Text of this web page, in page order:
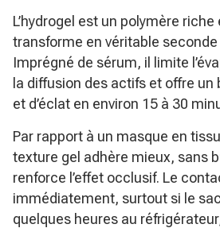
L’hydrogel est un polymère riche
transforme en véritable
Imprégné de sérum, il limite
la diffusion des actifs et offre un
et d’éclat en environ 15 à 30
Par rapport à un masque en
texture gel adhère mieux, sans
renforce l’effet occlusif. Le
immédiatement, surtout si le
quelques heures au